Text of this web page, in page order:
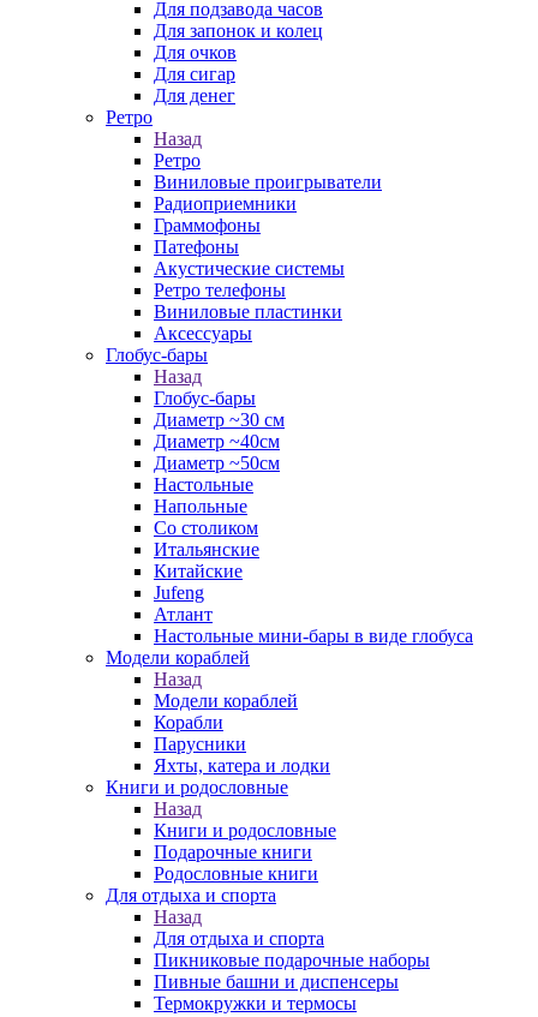
Для подзавода часов
Для запонок и колец
Для очков
Для сигар
Для денег
Ретро
Назад
Ретро
Виниловые проигрыватели
Радиоприемники
Граммофоны
Патефоны
Акустические системы
Ретро телефоны
Виниловые пластинки
Аксессуары
Глобус-бары
Назад
Глобус-бары
Диаметр ~30 см
Диаметр ~40см
Диаметр ~50см
Настольные
Напольные
Со столиком
Итальянские
Китайские
Jufeng
Атлант
Настольные мини-бары в виде глобуса
Модели кораблей
Назад
Модели кораблей
Корабли
Парусники
Яхты, катера и лодки
Книги и родословные
Назад
Книги и родословные
Подарочные книги
Родословные книги
Для отдыха и спорта
Назад
Для отдыха и спорта
Пикниковые подарочные наборы
Пивные башни и диспенсеры
Термокружки и термосы